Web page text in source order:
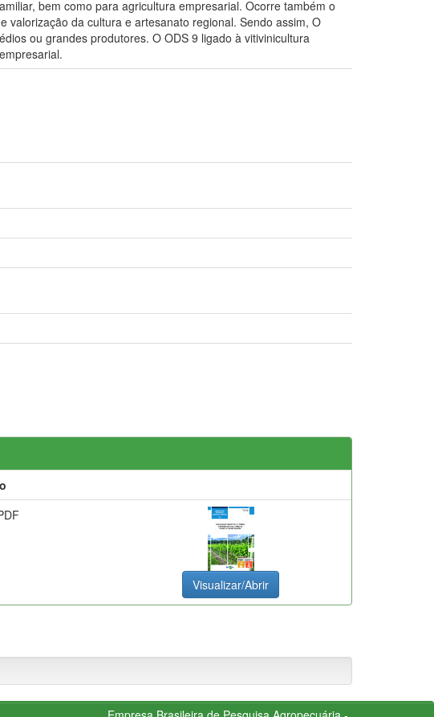
bem como para agricultura empresarial. Ocorre também o
da cultura e artesanato regional. Sendo assim, O
ou grandes produtores. O ODS 9 ligado à vitivinicultura
Visualizar/Abrir